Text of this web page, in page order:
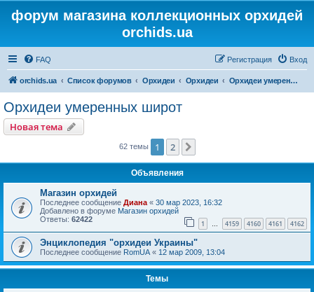
форум магазина коллекционных орхидей
orchids.ua
FAQ Вход
Регистрация
orchids.ua Список форумов Орхидеи Орхидеи Орхидеи умеренных широт
Орхидеи умеренных широт
Новая тема
62 темы 1 2
Объявления
Магазин орхидей
Последнее сообщение Диана « 30 мар 2023, 16:32
Добавлено в форуме Магазин орхидей
Ответы: 62422 1 … 4159 4160 4161 4162
Энциклопедия "орхидеи Украины"
Последнее сообщение RomUA « 12 мар 2009, 13:04
Темы